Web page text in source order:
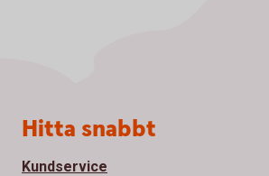
Sidfot
Hitta snabbt
Kundservice